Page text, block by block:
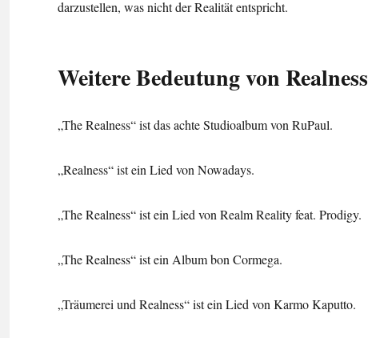
darzustellen, was nicht der Realität entspricht.
Weitere Bedeutung von Realness
„The Realness“ ist das achte Studioalbum von RuPaul.
„Realness“ ist ein Lied von Nowadays.
„The Realness“ ist ein Lied von Realm Reality feat. Prodigy.
„The Realness“ ist ein Album bon Cormega.
„Träumerei und Realness“ ist ein Lied von Karmo Kaputto.